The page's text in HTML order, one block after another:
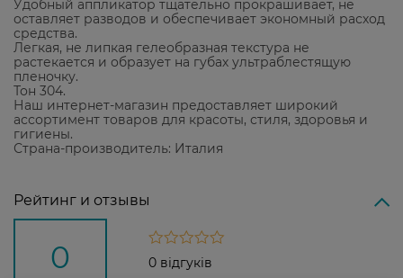
Удобный аппликатор тщательно прокрашивает, не
оставляет разводов и обеспечивает экономный расход
средства.
Легкая, не липкая гелеобразная текстура не
растекается и образует на губах ультраблестящую
пленочку.
Тон 304.
Наш интернет-магазин предоставляет широкий
ассортимент товаров для красоты, стиля, здоровья и
гигиены.
Страна-производитель: Италия
Рейтинг и отзывы
0 0 відгуків